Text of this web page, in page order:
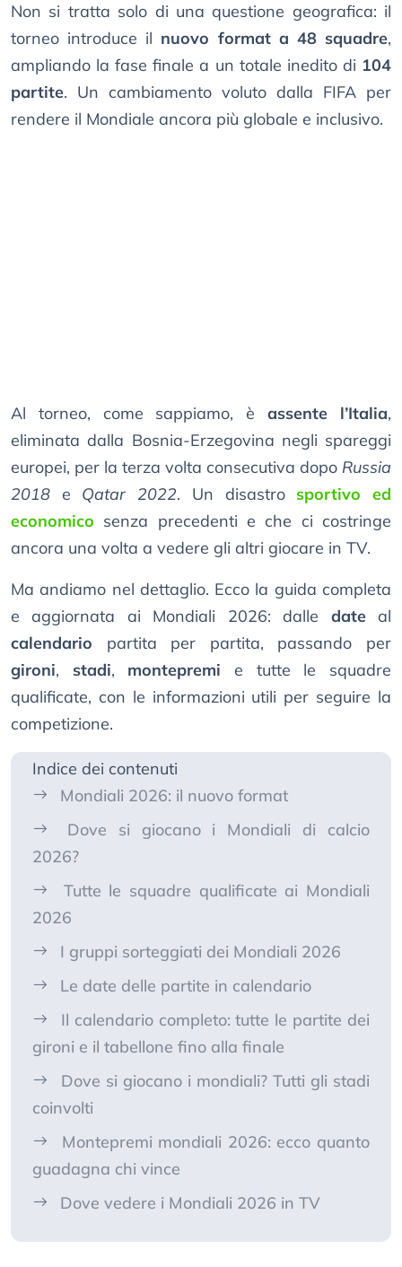
Non si tratta solo di una questione geografica: il
torneo introduce il nuovo format a 48 squadre,
ampliando la fase finale a un totale inedito di 104
partite. Un cambiamento voluto dalla FIFA per
rendere il Mondiale ancora più globale e inclusivo.
Al torneo, come sappiamo, èassente l’Italia,
eliminata dalla Bosnia-Erzegovina negli spareggi
europei, per la terza volta consecutiva dopo Russia
2018 e Qatar 2022. Un disastro sportivo ed
economico senza precedenti e che ci costringe
ancora una volta a vedere gli altri giocare in TV.
Ma andiamo nel dettaglio. Ecco la guida completa
e aggiornata ai Mondiali 2026: dalle dateal
calendario partita per partita, passando per
gironi, stadi, montepremi e tutte le squadre
qualificate, con le informazioni utili per seguire la
competizione.
Indice dei contenuti
Mondiali 2026: il nuovo format
Dove si giocano i Mondiali di calcio
2026?
Tutte le squadre qualificate ai Mondiali
2026
I gruppi sorteggiati dei Mondiali 2026
Le date delle partite in calendario
Il calendario completo: tutte le partite dei
gironi e il tabellone fino alla finale
Dove si giocano i mondiali? Tutti gli stadi
coinvolti
Montepremi mondiali 2026: ecco quanto
guadagna chi vince
Dove vedere i Mondiali 2026 in TV